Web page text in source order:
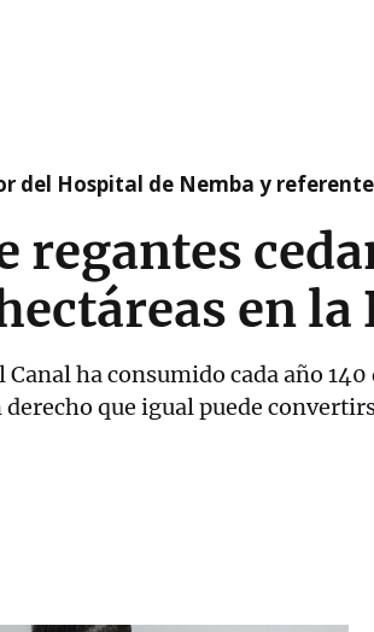
del Hospital de Nemba y
regantes
en la
ha consumido cada año 140
que igual puede